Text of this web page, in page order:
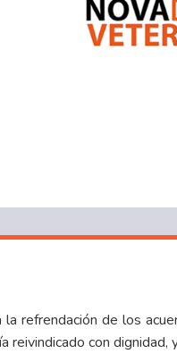
refrendación de los
con